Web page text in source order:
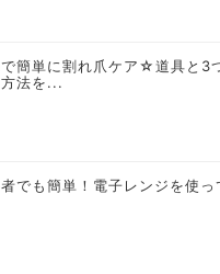
簡単に割れ爪ケア☆道具と3
法を...
でも簡単！電子レンジを使っ